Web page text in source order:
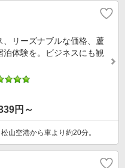
、リーズナブルな価格、蘆
泊体験を。ビジネスにも観
円～
山空港から車より約20分。